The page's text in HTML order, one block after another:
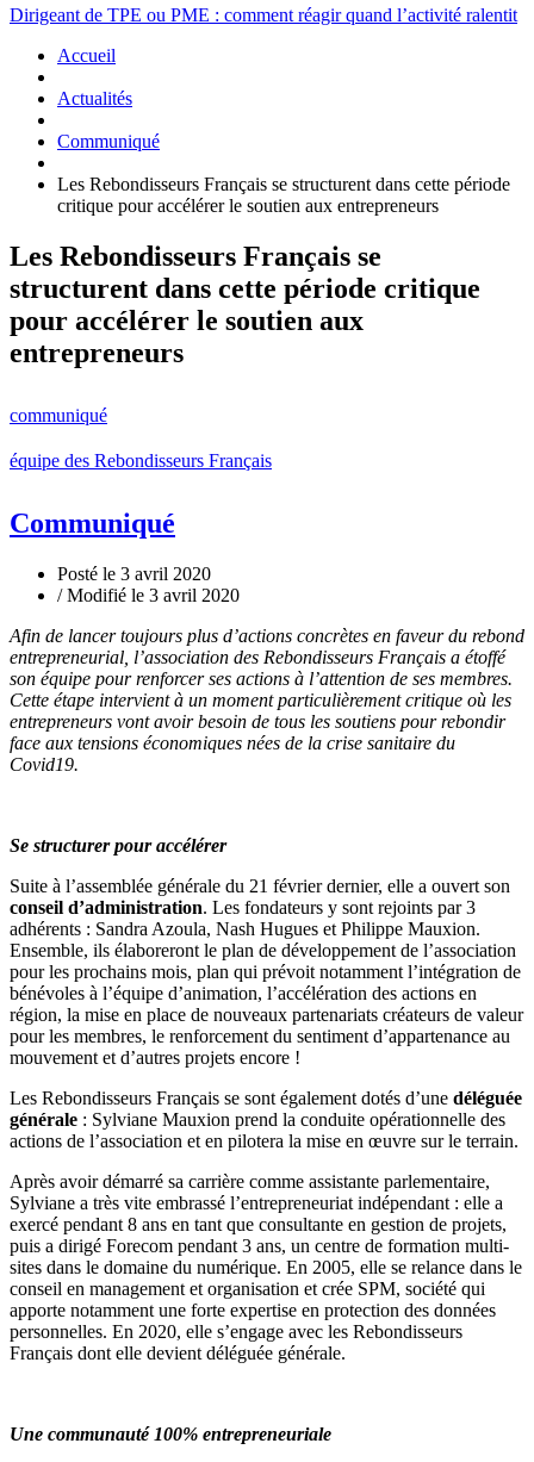
Dirigeant de TPE ou PME : comment réagir quand l’activité ralentit
Accueil
Actualités
Communiqué
Les Rebondisseurs Français se structurent dans cette période
critique pour accélérer le soutien aux entrepreneurs
Les Rebondisseurs Français se
structurent dans cette période critique
pour accélérer le soutien aux
entrepreneurs
communiqué
équipe des Rebondisseurs Français
Communiqué
Posté le 3 avril 2020
/ Modifié le 3 avril 2020
Afin de lancer toujours plus d’actions concrètes en faveur du rebond
entrepreneurial, l’association des Rebondisseurs Français a étoffé
son équipe pour renforcer ses actions à l’attention de ses membres.
Cette étape intervient à un moment particulièrement critique où les
entrepreneurs vont avoir besoin de tous les soutiens pour rebondir
face aux tensions économiques nées de la crise sanitaire du
Covid19.
Se structurer pour accélérer
Suite à l’assemblée générale du 21 février dernier, elle a ouvert son
conseil d’administration. Les fondateurs y sont rejoints par 3
adhérents : Sandra Azoula, Nash Hugues et Philippe Mauxion.
Ensemble, ils élaboreront le plan de développement de l’association
pour les prochains mois, plan qui prévoit notamment l’intégration de
bénévoles à l’équipe d’animation, l’accélération des actions en
région, la mise en place de nouveaux partenariats créateurs de valeur
pour les membres, le renforcement du sentiment d’appartenance au
mouvement et d’autres projets encore !
Les Rebondisseurs Français se sont également dotés d’une déléguée
générale : Sylviane Mauxion prend la conduite opérationnelle des
actions de l’association et en pilotera la mise en œuvre sur le terrain.
Après avoir démarré sa carrière comme assistante parlementaire,
Sylviane a très vite embrassé l’entrepreneuriat indépendant : elle a
exercé pendant 8 ans en tant que consultante en gestion de projets,
puis a dirigé Forecom pendant 3 ans, un centre de formation multi-
sites dans le domaine du numérique. En 2005, elle se relance dans le
conseil en management et organisation et crée SPM, société qui
apporte notamment une forte expertise en protection des données
personnelles. En 2020, elle s’engage avec les Rebondisseurs
Français dont elle devient déléguée générale.
Une communauté 100% entrepreneuriale